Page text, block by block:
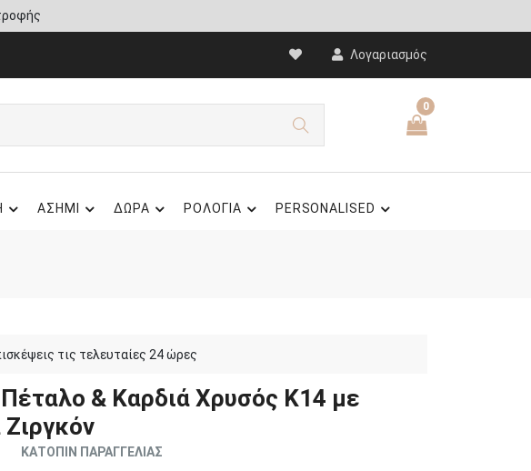
Λογαριασμός
0
ΑΣΗΜΙ ΔΩΡΑ ΡΟΛΟΓΙΑ PERSONALISED
τις τελευταίες 24 ώρες
& Καρδιά Χρυσός Κ14 με
ΚΑΤΟΠΙΝ ΠΑΡΑΓΓΕΛΙΑΣ